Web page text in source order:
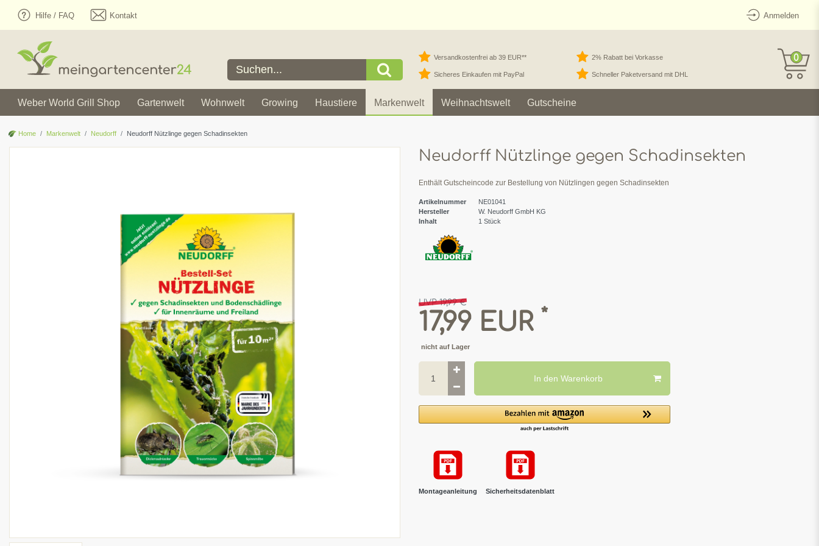
Hilfe / FAQ Kontakt Anmelden
Versandkostenfrei ab 39 EUR** 2% Rabatt bei Vorkasse
Sicheres Einkaufen mit PayPal Schneller Paketversand mit DHL
0
Weber World Grill Shop Gartenwelt Wohnwelt Growing Haustiere Markenwelt Weihnachtswelt Gutscheine
Home Markenwelt Neudorff Neudorff Nützlinge gegen Schadinsekten
Neudorff Nützlinge gegen Schadinsekten
Enthält Gutscheincode zur Bestellung von Nützlingen gegen Schadinsekten
Artikelnummer
NE01041
Hersteller
W. Neudorff GmbH KG
Inhalt
1 Stück
UVP 19,99 €
17,99 EUR *
nicht auf Lager
In den Warenkorb
Montageanleitung Sicherheitsdatenblatt